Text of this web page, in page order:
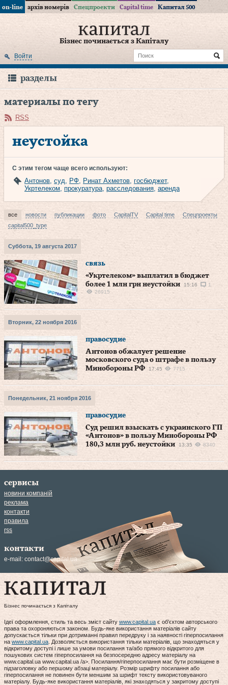
on-line архів номерів Спецпроекти Capital time Капитал 500
Бізнес починається з Капіталу
Войти
разделы
материалы по тегу
RSS
неустойка
С этим тегом чаще всего используют:
Антонов, суд, РФ, Ринат Ахметов, госбюджет,
Укртелеком, прокуратура, расследования, аренда
все новости публикации фото CapitalTV Capital time
Спецпроекты
capital500_type
Суббота, 19 августа 2017
связь
«Укртелеком» выплатил в бюджет
более 1 млн грн неустойки
15:16
1
26915
Вторник, 22 ноября 2016
правосудие
Антонов обжалует решение
московского суда о штрафе в пользу
Минобороны РФ
17:45 7715
Понедельник, 21 ноября 2016
правосудие
Суд решил взыскать с украинского ГП
«Антонов» в пользу Минобороны РФ
180,3 млн руб. неустойки
13:35 8340
сервисы
новини компаній
реклама
контакти
правила
rss
контакти
e-mail: contact@capital.ua
Бізнес починається з Капіталу
Ідеї оформлення, стиль та весь зміст сайту www.capital.ua є об'єктом авторського
права та охороняються законом. Будь-яке використання матеріалів сайту
допускається тільки при дотриманні правил передруку і за наявності гіперпосилання
на www.capital.ua . Дозволяється використання тільки матеріалів, що знаходяться у
відкритому доступі і лише за умови посилання та/або прямого відкритого для
пошукових систем гіперпосилання на безпосередню адресу матеріалу на
www.capital.ua www.capital.ua /a>. Посилання/гіперпосилання має бути розміщене в
підзаголовку або першому абзаці матеріалу. Розмір шрифту посилання або
гіперпосилання не повинен бути меншим за шрифт тексту використовуваного
матеріалу. Будь-яке використання матеріалів, які знаходяться у закритому доступі